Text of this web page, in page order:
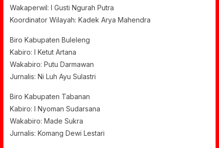
Wakaperwil: I Gusti Ngurah Putra
Koordinator Wilayah: Kadek Arya Mahendra
Biro Kabupaten Buleleng
Kabiro: I Ketut Artana
Wakabiro: Putu Darmawan
Jurnalis: Ni Luh Ayu Sulastri
Biro Kabupaten Tabanan
Kabiro: I Nyoman Sudarsana
Wakabiro: Made Sukra
Jurnalis: Komang Dewi Lestari